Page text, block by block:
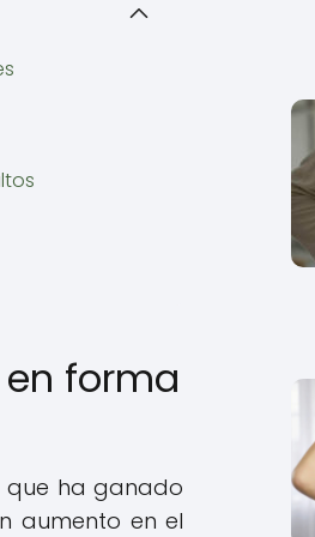
forma
que ha ganado
aumento en el